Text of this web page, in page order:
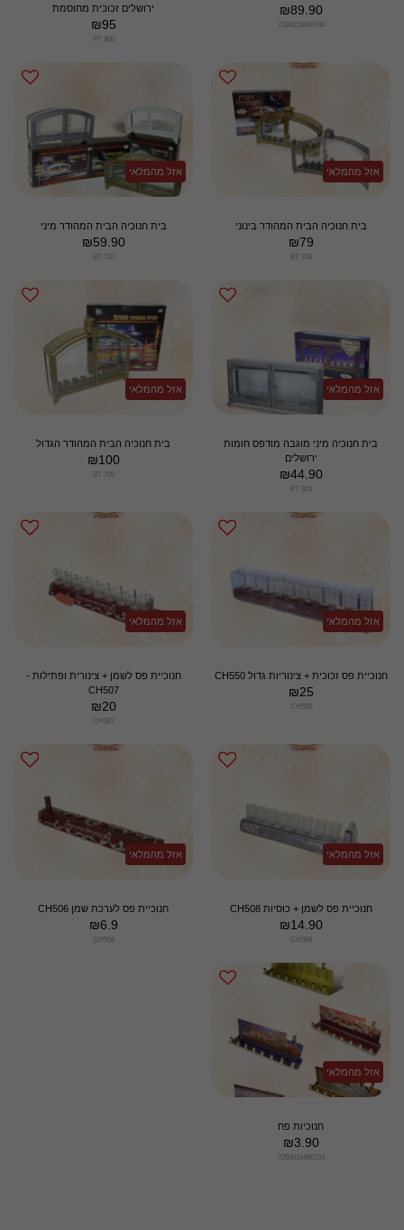
₪89.90
7290115640748
ירושלים זכוכית מחוסמת
₪95
PT 800
אזל מהמלאי
בית חנוכיה הבית המהודר בינוני
₪79
BT 708
אזל מהמלאי
בית חנוכיה הבית המהודר מיני
₪59.90
BT 710
אזל מהמלאי
בית חנוכיה מיני מוגבה מודפס חומות
ירושלים
₪44.90
PT 801
אזל מהמלאי
בית חנוכיה הבית המהודר הגדול
₪100
BT 709
אזל מהמלאי
חנוכיית פס זכוכית + צינוריות גדול CH550
₪25
CH550
אזל מהמלאי
חנוכיית פס לשמן + צינורית ופתילות -
CH507
₪20
CH507
אזל מהמלאי
חנוכיית פס לשמן + כוסיות CH508
₪14.90
CH508
אזל מהמלאי
חנוכיית פס לערכת שמן CH506
₪6.9
CH506
אזל מהמלאי
חנוכיות פח
₪3.90
7290016496154